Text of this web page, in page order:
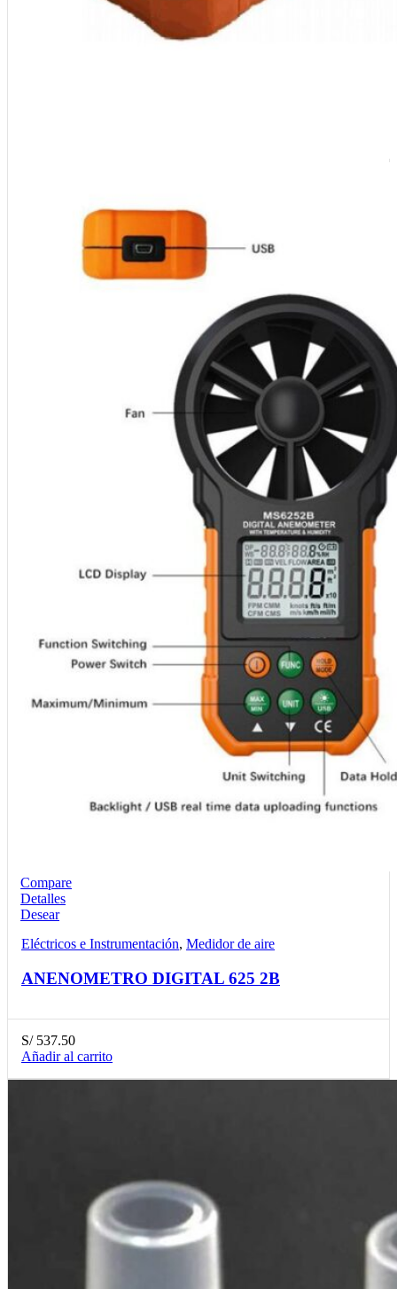
Compare
Detalles
Desear
Eléctricos e Instrumentación, Medidor de aire
ANENOMETRO DIGITAL 625 2B
S/537.50
Añadir al carrito